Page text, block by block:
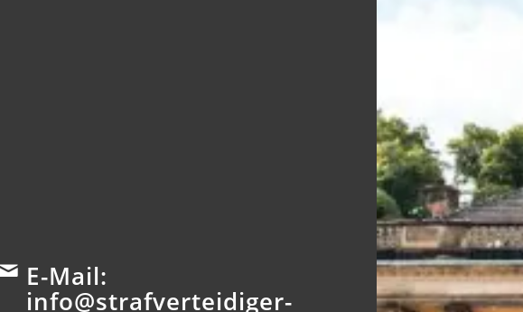
E-Mail:
info@strafverteidiger-